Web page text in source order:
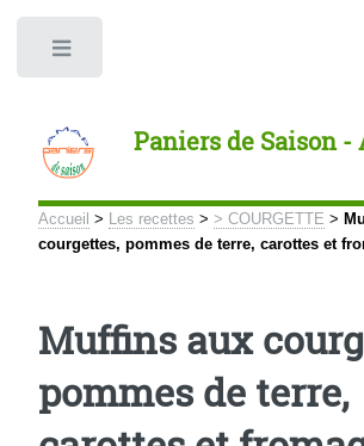
Paniers de Saison -
Accueil > Les recettes > > COURGETTE >
courgettes, pommes de terre, carottes et
Muffins aux
pommes de terre,
Panneau de gestion des cookies